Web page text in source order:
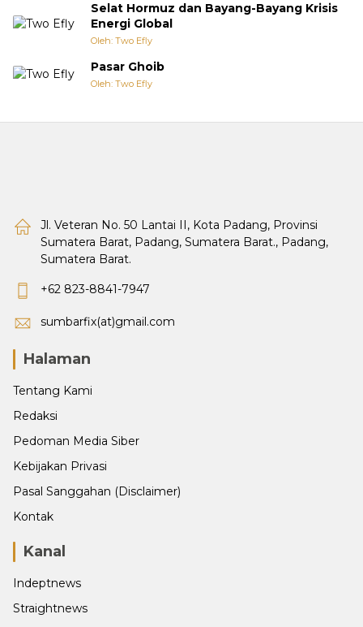
Selat Hormuz dan Bayang-Bayang Krisis
Energi Global
Oleh: Two Efly
Pasar Ghoib
Oleh: Two Efly
Jl. Veteran No. 50 Lantai II, Kota Padang, Provinsi
Sumatera Barat, Padang, Sumatera Barat., Padang,
Sumatera Barat.
+62 823-8841-7947
sumbarfix(at)gmail.com
Halaman
Tentang Kami
Redaksi
Pedoman Media Siber
Kebijakan Privasi
Pasal Sanggahan (Disclaimer)
Kontak
Kanal
Indeptnews
Straightnews